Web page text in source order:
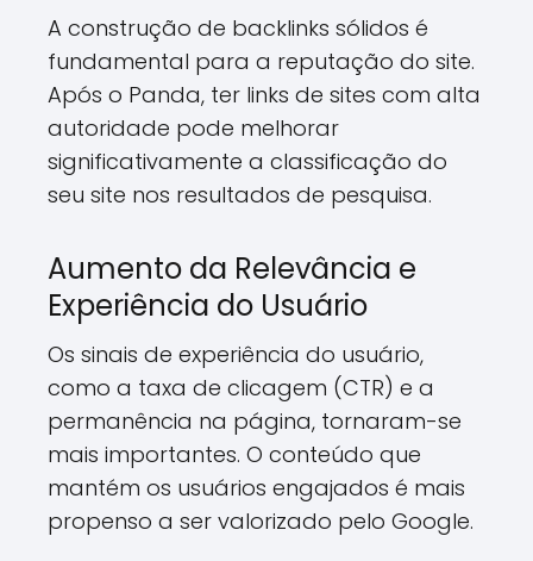
A construção de backlinks sólidos é
fundamental para a reputação do site.
Após o Panda, ter links de sites com alta
autoridade pode melhorar
significativamente a classificação do
seu site nos resultados de pesquisa.
Aumento da Relevância e
Experiência do Usuário
Os sinais de experiência do usuário,
como a taxa de clicagem (CTR) e a
permanência na página, tornaram-se
mais importantes. O conteúdo que
mantém os usuários engajados é mais
propenso a ser valorizado pelo Google.